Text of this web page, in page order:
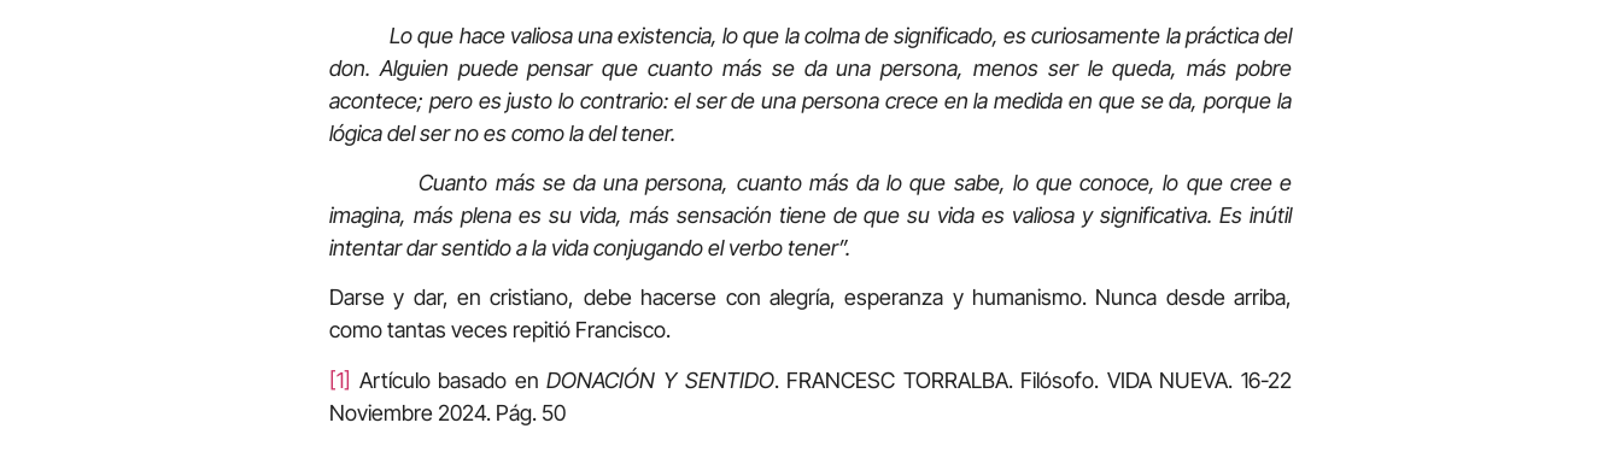
Lo que hace valiosa una existencia, lo que la colma de significado, es curiosamente la práctica del
don. Alguien puede pensar que cuanto más se da una persona, menos ser le queda, más pobre
acontece; pero es justo lo contrario: el ser de una persona crece en la medida en que se da, porque la
lógica del ser no es como la del tener.
Cuanto más se da una persona, cuanto más da lo que sabe, lo que conoce, lo que cree e
imagina, más plena es su vida, más sensación tiene de que su vida es valiosa y significativa. Es inútil
intentar dar sentido a la vida conjugando el verbo tener”.
Darse y dar, en cristiano, debe hacerse con alegría, esperanza y humanismo. Nunca desde arriba,
como tantas veces repitió Francisco.
[1] Artículo basado enDONACIÓN Y SENTIDO. FRANCESC TORRALBA. Filósofo. VIDA NUEVA. 16-22
Noviembre 2024. Pág. 50